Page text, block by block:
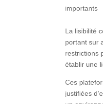
importants
La lisibilité
portant sur
restrictions
établir une
Ces
justifiées